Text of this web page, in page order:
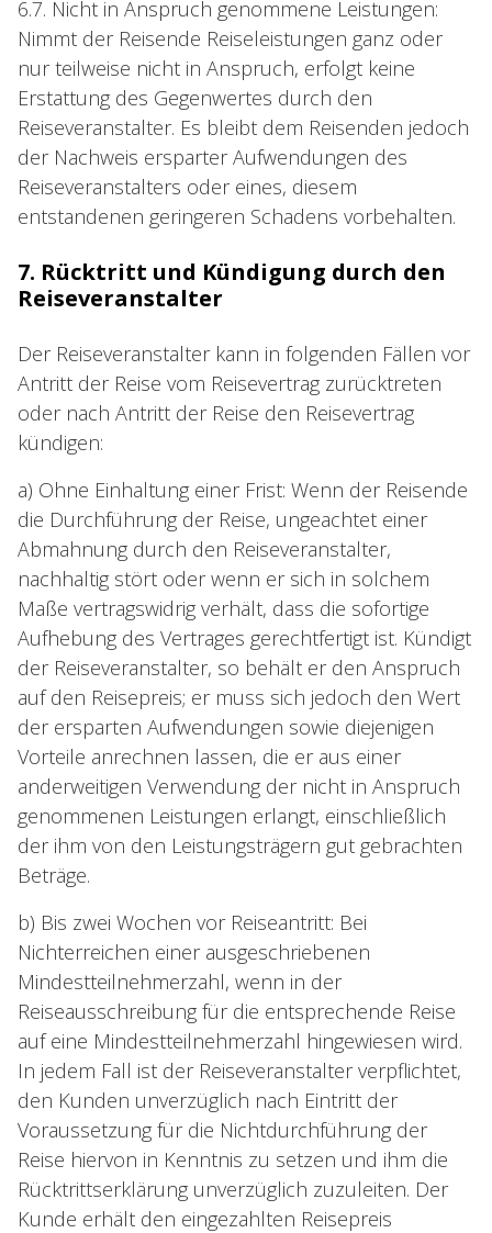
6.7. Nicht in Anspruch genommene Leistungen:
Nimmt der Reisende Reiseleistungen ganz oder
nur teilweise nicht in Anspruch, erfolgt keine
Erstattung des Gegenwertes durch den
Reiseveranstalter. Es bleibt dem Reisenden jedoch
der Nachweis ersparter Aufwendungen des
Reiseveranstalters oder eines, diesem
entstandenen geringeren Schadens vorbehalten.
7. Rücktritt und Kündigung durch den
Reiseveranstalter
Der Reiseveranstalter kann in folgenden Fällen vor
Antritt der Reise vom Reisevertrag zurücktreten
oder nach Antritt der Reise den Reisevertrag
kündigen:
a) Ohne Einhaltung einer Frist: Wenn der Reisende
die Durchführung der Reise, ungeachtet einer
Abmahnung durch den Reiseveranstalter,
nachhaltig stört oder wenn er sich in solchem
Maße vertragswidrig verhält, dass die sofortige
Aufhebung des Vertrages gerechtfertigt ist. Kündigt
der Reiseveranstalter, so behält er den Anspruch
auf den Reisepreis; er muss sich jedoch den Wert
der ersparten Aufwendungen sowie diejenigen
Vorteile anrechnen lassen, die er aus einer
anderweitigen Verwendung der nicht in Anspruch
genommenen Leistungen erlangt, einschließlich
der ihm von den Leistungsträgern gut gebrachten
Beträge.
b) Bis zwei Wochen vor Reiseantritt: Bei
Nichterreichen einer ausgeschriebenen
Mindestteilnehmerzahl, wenn in der
Reiseausschreibung für die entsprechende Reise
auf eine Mindestteilnehmerzahl hingewiesen wird.
In jedem Fall ist der Reiseveranstalter verpflichtet,
den Kunden unverzüglich nach Eintritt der
Voraussetzung für die Nichtdurchführung der
Reise hiervon in Kenntnis zu setzen und ihm die
Rücktrittserklärung unverzüglich zuzuleiten. Der
Kunde erhält den eingezahlten Reisepreis